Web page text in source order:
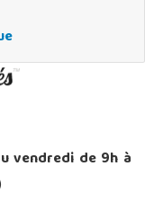
vendredi de 9h à